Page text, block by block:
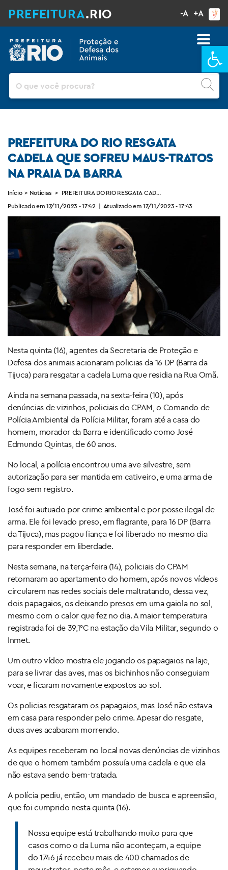
PREFEITURA.RIO -A +A
PREFEITURA DO RIO RESGATA
CADELA QUE SOFREU MAUS-TRATOS
NA PRAIA DA BARRA
Início > Notícias > PREFEITURA DO RIO RESGATA CADELA QUE SOFREU MAUS-
Publicado em 17/11/2023 - 17:42 | Atualizado em 17/11/2023 - 17:43
Nesta quinta (16), agentes da Secretaria de Proteção e
Defesa dos animais acionaram policias da 16 DP (Barra da
Tijuca) para resgatar a cadela Luma que residia na Rua Omã.
Ainda na semana passada, na sexta-feira (10), após
denúncias de vizinhos, policiais do CPAM, o Comando de
Polícia Ambiental da Polícia Militar, foram até a casa do
homem, morador da Barra e identificado como José
Edmundo Quintas, de 60 anos.
No local, a polícia encontrou uma ave silvestre, sem
autorização para ser mantida em cativeiro, e uma arma de
fogo sem registro.
José foi autuado por crime ambiental e por posse ilegal de
arma. Ele foi levado preso, em flagrante, para 16 DP (Barra
da Tijuca), mas pagou fiança e foi liberado no mesmo dia
para responder em liberdade.
Nesta semana, na terça-feira (14), policiais do CPAM
retornaram ao apartamento do homem, após novos vídeos
circularem nas redes sociais dele maltratando, dessa vez,
dois papagaios, os deixando presos em uma gaiola no sol,
mesmo com o calor que fez no dia. A maior temperatura
registrada foi de 39,1°C na estação da Vila Militar, segundo o
Inmet.
Um outro vídeo mostra ele jogando os papagaios na laje,
para se livrar das aves, mas os bichinhos não conseguiam
voar, e ficaram novamente expostos ao sol.
Os policias resgataram os papagaios, mas José não estava
em casa para responder pelo crime. Apesar do resgate,
duas aves acabaram morrendo.
As equipes receberam no local novas denúncias de vizinhos
de que o homem também possuía uma cadela e que ela
não estava sendo bem-tratada.
A polícia pediu, então, um mandado de busca e apreensão,
que foi cumprido nesta quinta (16).
Nossa equipe está trabalhando muito para que
casos como o da Luma não aconteçam, a equipe
do 1746 já recebeu mais de 400 chamados de